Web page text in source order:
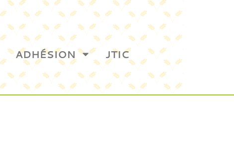
ADHÉSION JTIC